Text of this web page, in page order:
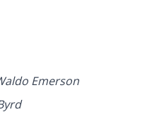
Emerson